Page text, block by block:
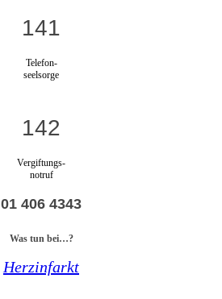
141
Telefon-
seelsorge
142
Vergiftungs-
notruf
01 406 4343
Was tun bei…?
Herzinfarkt